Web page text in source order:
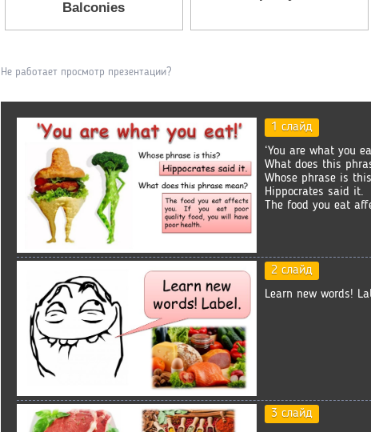
Не работает просмотр презентации?
1 слайд
‘You are what you
What does this
Whose phrase is
Hippocrates said it.
The food you eat
2 слайд
Learn new words!
3 слайд